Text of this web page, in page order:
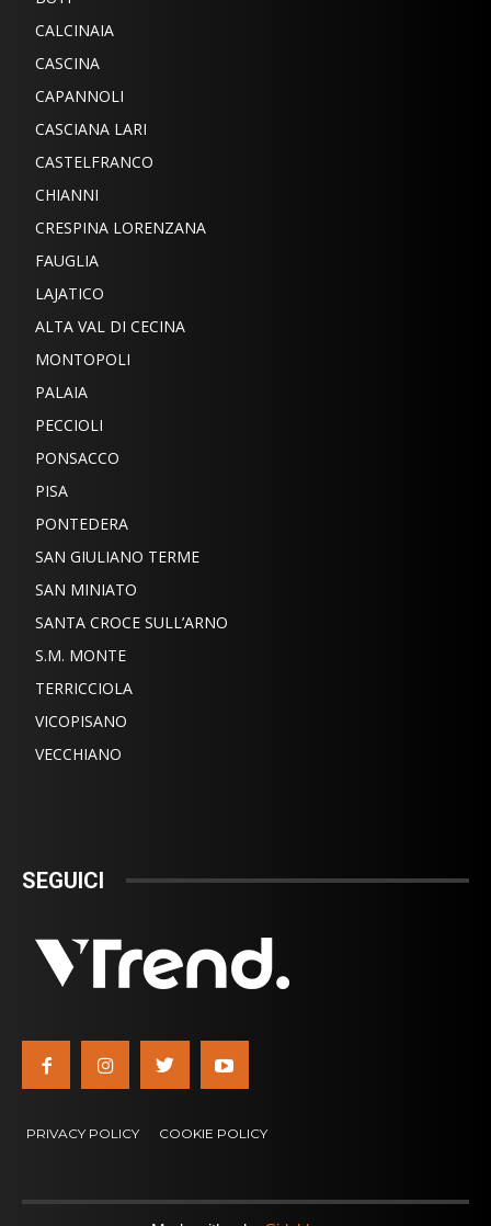
CALCINAIA
CASCINA
CAPANNOLI
CASCIANA LARI
CASTELFRANCO
CHIANNI
CRESPINA LORENZANA
FAUGLIA
LAJATICO
ALTA VAL DI CECINA
MONTOPOLI
PALAIA
PECCIOLI
PONSACCO
PISA
PONTEDERA
SAN GIULIANO TERME
SAN MINIATO
SANTA CROCE SULL’ARNO
S.M. MONTE
TERRICCIOLA
VICOPISANO
VECCHIANO
SEGUICI
PRIVACY POLICY COOKIE POLICY